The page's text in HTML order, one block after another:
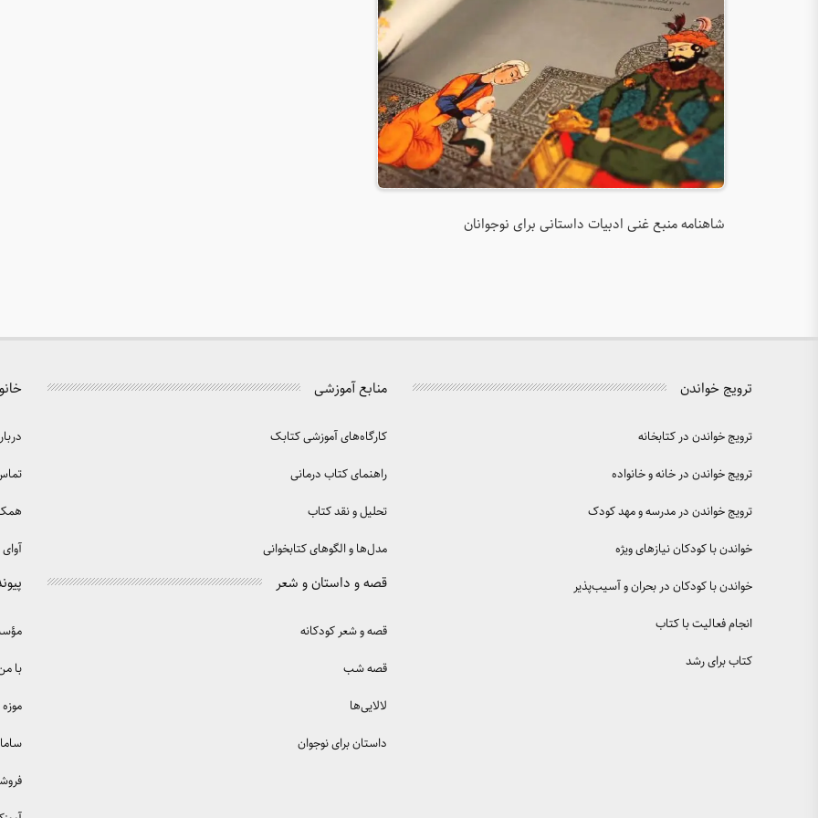
شاهنامه منبع غنی ادبیات داستانی برای نوجوانان
ترویج خواندن
ترویج خواندن در کتابخانه
ترویج خواندن در خانه و خانواده
ترویج خواندن در مدرسه و مهد کودک
خواندن با کودکان نیازهای ویژه
خواندن با کودکان در بحران و آسیب‌پذیر
انجام فعالیت با کتاب
کتاب برای رشد
منابع آموزشی
کارگاه‌های آموزشی کتابک
راهنمای کتاب درمانی
تحلیل و نقد کتاب
مدل‌ها و الگوهای کتابخوانی
قصه و داستان و شعر
قصه و شعر کودکانه
قصه شب
لالایی‌ها
داستان برای نوجوان
با